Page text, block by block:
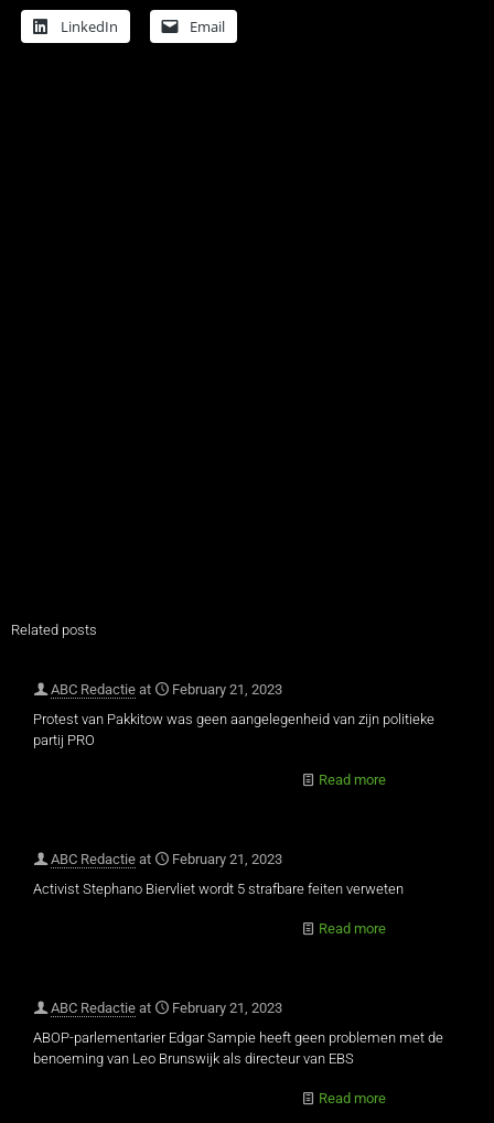
LinkedIn Email
Related posts
ABC Redactie at
February 21, 2023
Protest van Pakkitow was geen aangelegenheid van zijn politieke
partij PRO
Read more
ABC Redactie at
February 21, 2023
Activist Stephano Biervliet wordt 5 strafbare feiten verweten
Read more
ABC Redactie at
February 21, 2023
ABOP-parlementarier Edgar Sampie heeft geen problemen met de
benoeming van Leo Brunswijk als directeur van EBS
Read more